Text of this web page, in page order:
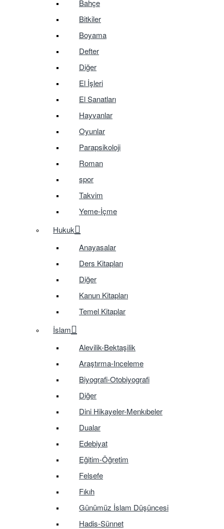
Bahçe
Bitkiler
Boyama
Defter
Diğer
El İşleri
El Sanatları
Hayvanlar
Oyunlar
Parapsikoloji
Roman
spor
Takvim
Yeme-İçme
Hukuk
Anayasalar
Ders Kitapları
Diğer
Kanun Kitapları
Temel Kitaplar
İslam
Alevilik-Bektaşilik
Araştırma-Inceleme
Biyografi-Otobiyografi
Diğer
Dini Hikayeler-Menkıbeler
Dualar
Edebiyat
Eğitim-Öğretim
Felsefe
Fıkıh
Günümüz İslam Düşüncesi
Hadis-Sünnet